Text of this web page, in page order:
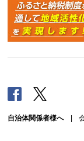
Facebook
自治体関係者様へ|